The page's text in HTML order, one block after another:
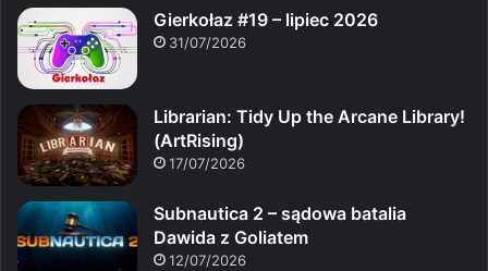
Gierkołaz #19 – lipiec 2026
31/07/2026
Librarian: Tidy Up the Arcane Library!
(ArtRising)
17/07/2026
Subnautica 2 – sądowa batalia
Dawida z Goliatem
12/07/2026